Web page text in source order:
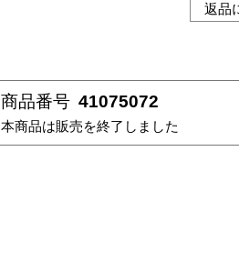
返品
商品番号 41075072
本商品は販売を終了しました